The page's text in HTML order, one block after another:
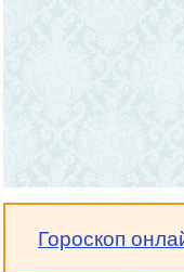
Гороскоп